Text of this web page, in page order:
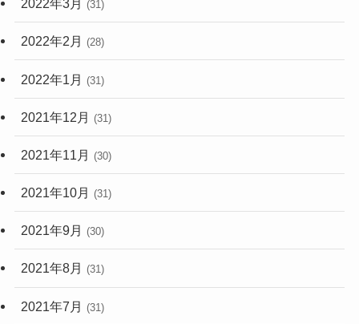
2022年3月 (31)
2022年2月 (28)
2022年1月 (31)
2021年12月 (31)
2021年11月 (30)
2021年10月 (31)
2021年9月 (30)
2021年8月 (31)
2021年7月 (31)